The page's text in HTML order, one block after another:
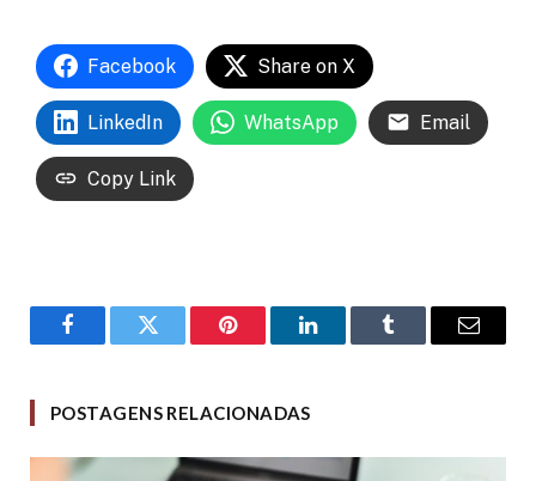
Facebook Share on X
LinkedIn WhatsApp Email
Copy Link
FacebookTwitter Pinterest LinkedInTumblr Email
POSTAGENS RELACIONADAS